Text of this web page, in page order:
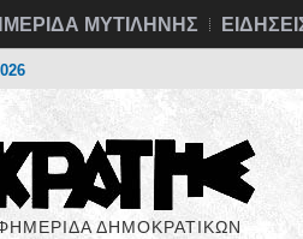
ΜΥΤΙΛΗΝΗΣ
ΔΗΜΟΚΡΑΤΙΚΩΝ